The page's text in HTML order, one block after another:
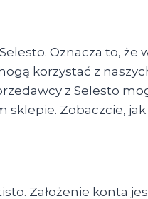
Oznacza to, że
korzystać z
z Selesto
Zobaczcie,
Założenie konta